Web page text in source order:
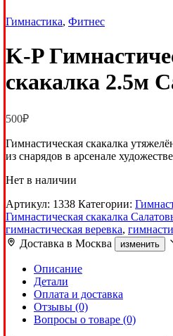
Гимнастика, Фитнес
K-P
скакалка 2.5м
500₽
Гимнастическая скакалка
из снарядов в арсенале
Нет в наличии
Артикул: 1338 Категории:
Гимнастическая скакалка
гимнастическая веревка,
Доставка в Москва изменить
Описание
Детали
Оплата и доставка
Отзывы (0)
Вопросы о товаре (0)